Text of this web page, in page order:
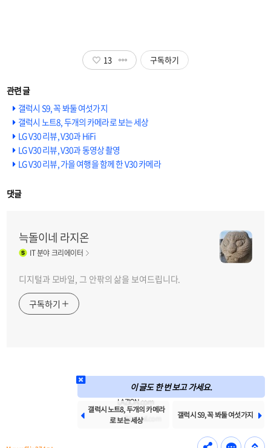
13 구독하기
갤럭시 S9, 꼭 봐둘 여섯가지
갤럭시 노트8, 두개의 카메라로 보는 세상
LG V30 리뷰, V30과 HiFi
LG V30 리뷰, V30과 동영상 촬영
LG V30 리뷰, 가을 여행을 함께 한 V30 카메라
댓글
늑돌이네 라지온
IT분야 크리에이터
디지털과 모바일, 그 안팎의 삶을 보여드립니다.
구독하기
LAZION.com
zywolf@gmail.com
이 글도 한 번 보고 가세요.
 갤럭시 노트8, 두개의 카메라
로 보는 세상
갤럭시 S9, 꼭 봐둘 여섯가지 